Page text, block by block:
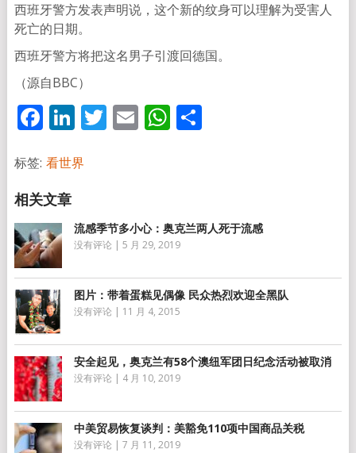
西班牙警方发表声明说，这个新的纹身可以理解为受害人
死亡的日期。
西班牙警方将把这名男子引渡回德国。
（源自BBC）
Facebook
LinkedIn
Twitter
EmailWhatsApp
分
标签: 看世界
流感季节多小心：奥克兰两人死于流感
没有评论 | 5 月 29, 2019
图片：带着蛋糕见偶像 民众热烈欢迎全黑队
没有评论 | 11 月 4, 2015
安全起见，奥克兰有58个澳纽军团日纪念活动被取消
没有评论 | 4 月 10, 2019
中美贸易恢复谈判：美豁免110项中国商品关税
没有评论 | 7 月 11, 2019